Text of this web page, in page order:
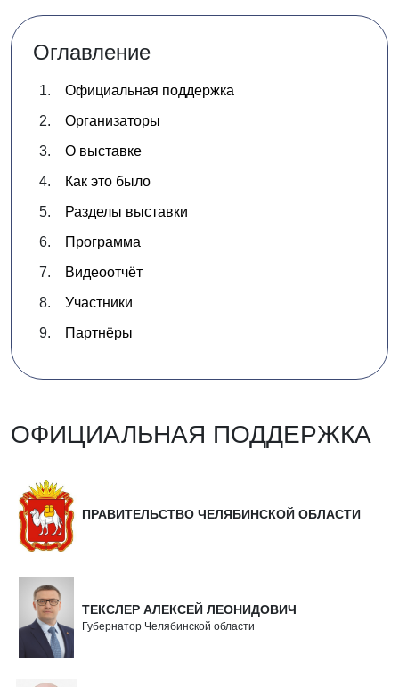
Оглавление
Официальная поддержка
Организаторы
О выставке
Как это было
Разделы выставки
Программа
Видеоотчёт
Участники
Партнёры
ОФИЦИАЛЬНАЯ ПОДДЕРЖКА
ПРАВИТЕЛЬСТВО ЧЕЛЯБИНСКОЙ ОБЛАСТИ
ТЕКСЛЕР АЛЕКСЕЙ ЛЕОНИДОВИЧ
Губернатор Челябинской области